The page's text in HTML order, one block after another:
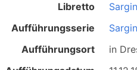
Libretto
Aufführungsserie
Aufführungsort
in